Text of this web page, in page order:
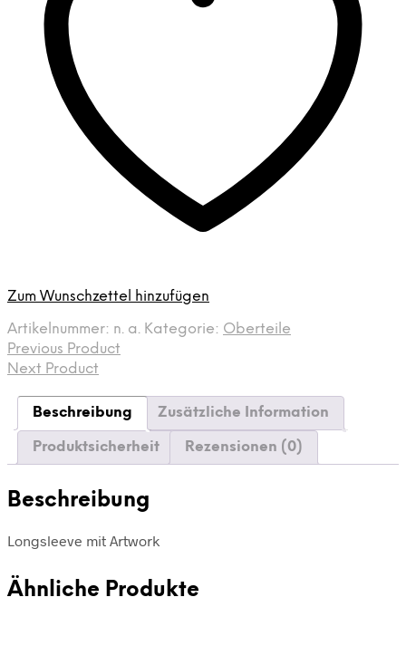
Zum Wunschzettel hinzufügen
Artikelnummer: n. a. Kategorie: Oberteile
Previous Product
Next Product
Beschreibung Zusätzliche Information
Produktsicherheit Rezensionen (0)
Beschreibung
Longsleeve mit Artwork
Ähnliche Produkte